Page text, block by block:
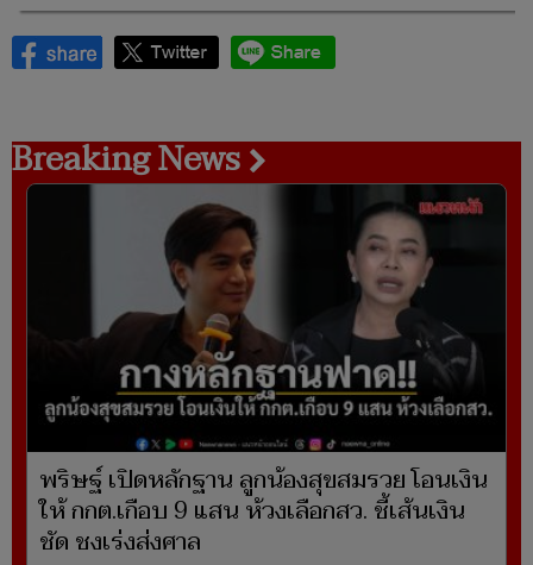
Breaking News
พริษฐ์ เปิดหลักฐาน ลูกน้องสุขสมรวย โอนเงิน
ให้ กกต.เกือบ 9 แสน ห้วงเลือกสว. ชี้เส้นเงิน
ชัด ชงเร่งส่งศาล